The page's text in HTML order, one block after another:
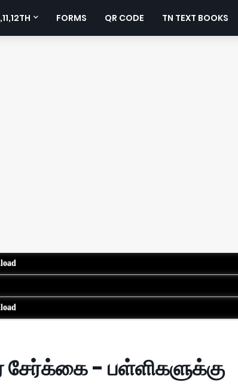
FORMS QR CODE TN TEXT BOOKS
சேர்க்கை - பள்ளிகளுக்கு